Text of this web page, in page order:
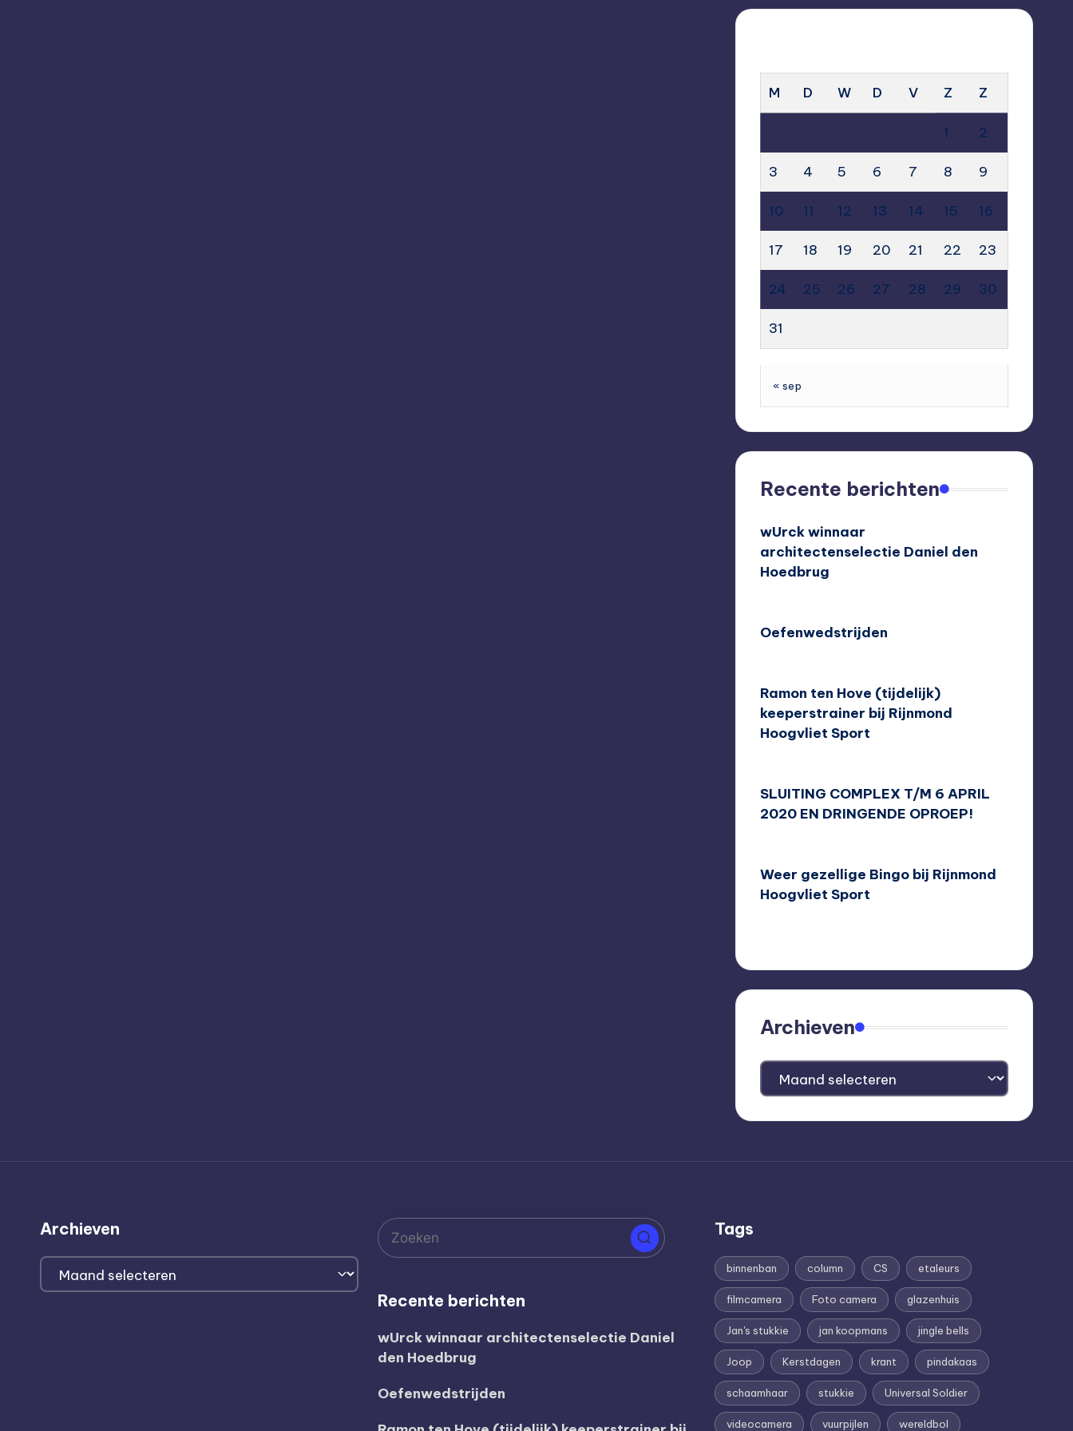
M
D W D V Z Z
1 2
3 4 5 6 7 8 9
10 11 12 13 14 15 16
17 18 19 20 21 22 23
24 25 26 27 28 29 30
31
« sep
Recente berichten
wUrck winnaar
architectenselectie Daniel den
Hoedbrug
Oefenwedstrijden
Ramon ten Hove (tijdelijk)
keeperstrainer bij Rijnmond
Hoogvliet Sport
SLUITING COMPLEX T/M 6 APRIL
2020 EN DRINGENDE OPROEP!
Weer gezellige Bingo bij Rijnmond
Hoogvliet Sport
Archieven
Archieven
Archieven
Archieven
Recente berichten
wUrck winnaar architectenselectie Daniel
den Hoedbrug
Oefenwedstrijden
Tags
binnenban column CS etaleurs
filmcamera Foto camera glazenhuis
Jan's stukkie jan koopmans jingle bells
Joop Kerstdagen krant pindakaas
schaamhaar stukkie Universal Soldier
videocamera vuurpijlen wereldbol